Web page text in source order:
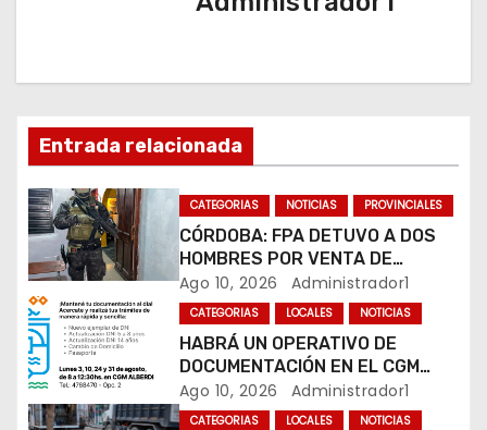
i
ó
n
d
e
e
n
t
Entrada relacionada
CATEGORIAS NOTICIAS PROVINCIALES
CÓRDOBA: FPA DETUVO A DOS
HOMBRES POR VENTA DE
DROGAS EN TRES BARRIOS DE
LA CAPITAL
Ago 10, 2026 Administrador1
CATEGORIAS LOCALES NOTICIAS
HABRÁ UN OPERATIVO DE
DOCUMENTACIÓN EN EL CGM
ALBERDI
Ago 10, 2026 Administrador1
CATEGORIAS LOCALES NOTICIAS